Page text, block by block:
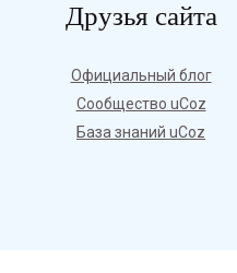
Друзья сайта
Официальный блог
Сообщество uCoz
База знаний uCoz